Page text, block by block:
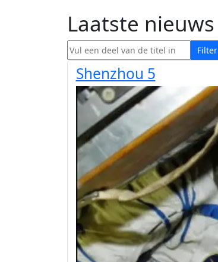
Laatste nieuws
Vul een deel van de titel in Filter
Shenzhou 5